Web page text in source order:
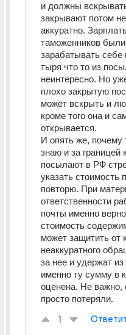
и должны
закрывают потом
аккуратно.
таможенников
зарабатывать себе
тыря что то из
неинтересно. Но
плохо закрытую
может вскрыть и
кроме того она и
открывается.
И опять же, почему
знаю и за границей
посылают в РФ
указать
повторю. При
ответственности
почты именно
стоимость
может защитить от
неаккуратного
за нее и удержат
именно ту сумму в
оценена. Не важно,
просто потеряли.
1